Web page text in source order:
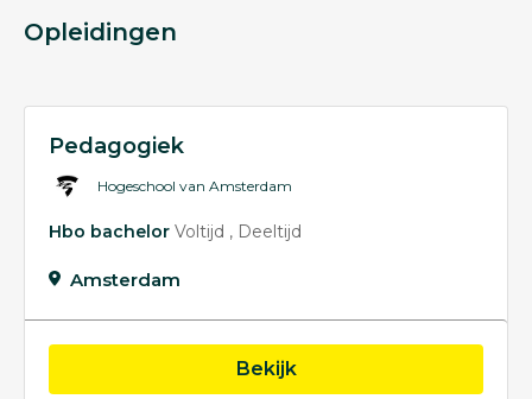
Opleidingen
Pedagogiek
Hogeschool van Amsterdam
Hbo bachelor Voltijd Deeltijd
Amsterdam
Bekijkopleiding Pedagogiek